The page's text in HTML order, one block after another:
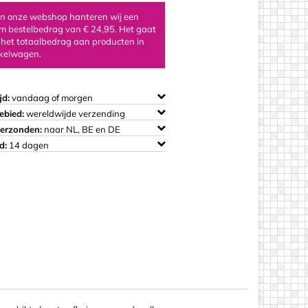
onze webshop hanteren wij een
bestelbedrag van € 24,95. Het gaat
het totaalbedrag aan producten in
vandaag of morgen
wereldwijde verzending
naar NL, BE en DE
14 dagen